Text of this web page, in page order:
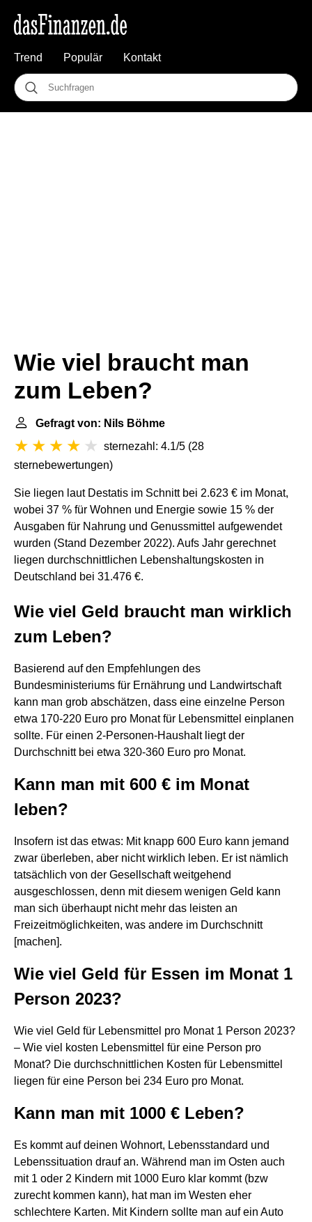
Trend Populär Kontakt
Wie viel braucht man
zum Leben?
Gefragt von: Nils Böhme
sternezahl: 4.1/5 (28
sternebewertungen)
Sie liegen laut Destatis im Schnitt bei 2.623 € im Monat,
wobei 37 % für Wohnen und Energie sowie 15 % der
Ausgaben für Nahrung und Genussmittel aufgewendet
wurden (Stand Dezember 2022). Aufs Jahr gerechnet
liegen durchschnittlichen Lebenshaltungskosten in
Deutschland bei 31.476 €.
Wie viel Geld braucht man wirklich
zum Leben?
Basierend auf den Empfehlungen des
Bundesministeriums für Ernährung und Landwirtschaft
kann man grob abschätzen, dass eine einzelne Person
etwa 170-220 Euro pro Monat für Lebensmittel einplanen
sollte. Für einen 2-Personen-Haushalt liegt der
Durchschnitt bei etwa 320-360 Euro pro Monat.
Kann man mit 600 € im Monat
leben?
Insofern ist das etwas: Mit knapp 600 Euro kann jemand
zwar überleben, aber nicht wirklich leben. Er ist nämlich
tatsächlich von der Gesellschaft weitgehend
ausgeschlossen, denn mit diesem wenigen Geld kann
man sich überhaupt nicht mehr das leisten an
Freizeitmöglichkeiten, was andere im Durchschnitt
[machen].
Wie viel Geld für Essen im Monat 1
Person 2023?
Wie viel Geld für Lebensmittel pro Monat 1 Person 2023?
– Wie viel kosten Lebensmittel für eine Person pro
Monat? Die durchschnittlichen Kosten für Lebensmittel
liegen für eine Person bei 234 Euro pro Monat.
Kann man mit 1000 € Leben?
Es kommt auf deinen Wohnort, Lebensstandard und
Lebenssituation drauf an. Während man im Osten auch
mit 1 oder 2 Kindern mit 1000 Euro klar kommt (bzw
zurecht kommen kann), hat man im Westen eher
schlechtere Karten. Mit Kindern sollte man auf ein Auto